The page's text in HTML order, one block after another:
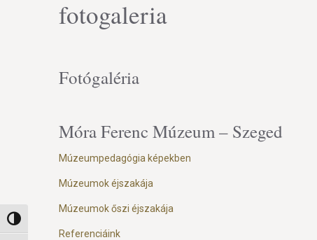
Nagy kontraszt váltása
fotogaleria
Fotógaléria
Móra Ferenc Múzeum – Szeged
Múzeumpedagógia képekben
Múzeumok éjszakája
Múzeumok őszi éjszakája
Referenciáink